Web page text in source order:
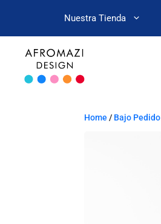
Nuestra Tienda
Home / Bajo Pedido